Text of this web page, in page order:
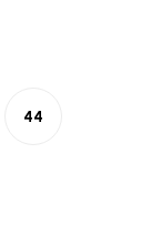
44